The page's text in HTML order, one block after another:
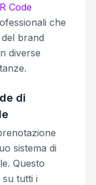
Code
che
brand
diverse
di
sistema di
Questo
tutti i